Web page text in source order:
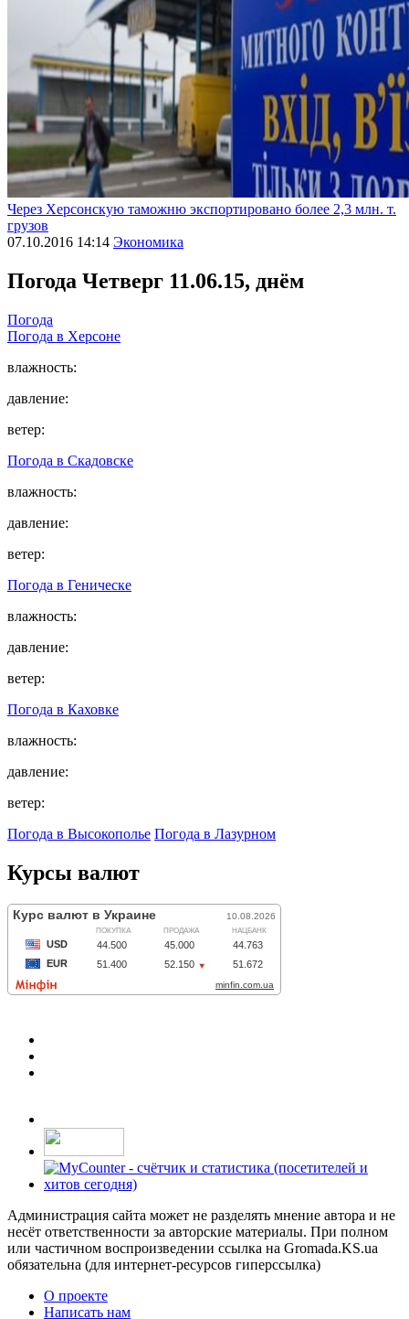
Через Херсонскую таможню экспортировано более 2,3 млн. т.
грузов
07.10.2016 14:14 Экономика
Погода Четверг 11.06.15, днём
Погода
Погода в Херсоне
влажность:
давление:
ветер:
Погода в Скадовске
влажность:
давление:
ветер:
Погода в Геническе
влажность:
давление:
ветер:
Погода в Каховке
влажность:
давление:
ветер:
Погода в Высокополье Погода в Лазурном
Курсы валют
Администрация сайта может не разделять мнение автора и не
несёт ответственности за авторские материалы. При полном
или частичном воспроизведении ссылка на Gromada.KS.ua
обязательна (для интернет-ресурсов гиперссылка)
О проекте
Написать нам